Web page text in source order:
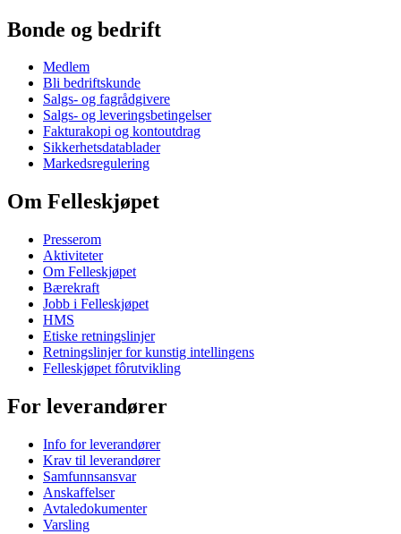
Bonde og bedrift
Medlem
Bli bedriftskunde
Salgs- og fagrådgivere
Salgs- og leveringsbetingelser
Fakturakopi og kontoutdrag
Sikkerhetsdatablader
Markedsregulering
Om Felleskjøpet
Presserom
Aktiviteter
Om Felleskjøpet
Bærekraft
Jobb i Felleskjøpet
HMS
Etiske retningslinjer
Retningslinjer for kunstig intellingens
Felleskjøpet fôrutvikling
For leverandører
Info for leverandører
Krav til leverandører
Samfunnsansvar
Anskaffelser
Avtaledokumenter
Varsling